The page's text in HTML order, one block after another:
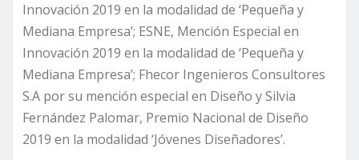
Innovación 2019 en la modalidad de ‘Pequeña y
Mediana Empresa’; ESNE, Mención Especial en
Innovación 2019 en la modalidad de ‘Pequeña y
Mediana Empresa’; Fhecor Ingenieros Consultores
S.A por su mención especial en Diseño y Silvia
Fernández Palomar, Premio Nacional de Diseño
2019 en la modalidad ‘Jóvenes Diseñadores’.